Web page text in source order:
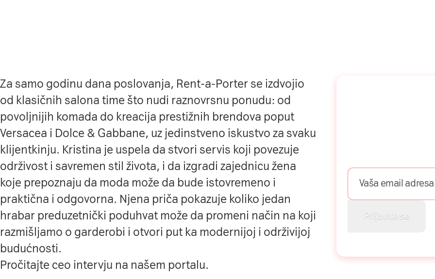
Za samo godinu dana poslovanja, Rent-a-Porter se izdvojio
od klasičnih salona time što nudi raznovrsnu ponudu: od
povoljnijih komada do kreacija prestižnih brendova poput
Versacea i Dolce & Gabbane, uz jedinstveno iskustvo za svaku
klijentkinju. Kristina je uspela da stvori servis koji povezuje
održivost i savremen stil života, i da izgradi zajednicu žena
koje prepoznaju da moda može da bude istovremeno i
praktična i odgovorna. Njena priča pokazuje koliko jedan
hrabar preduzetnički poduhvat može da promeni način na koji
razmišljamo o garderobi i otvori put ka modernijoj i održivijoj
budućnosti.
Pročitajte ceo intervju na našem portalu.